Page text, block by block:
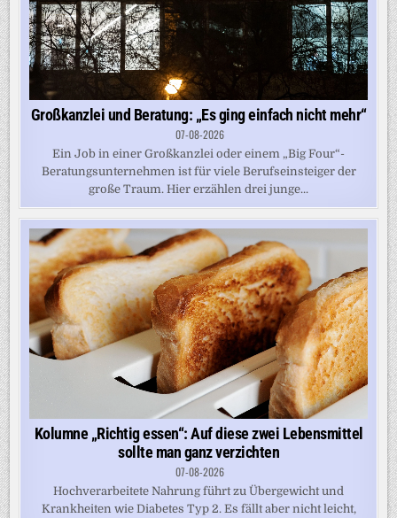
Großkanzlei und Beratung: „Es ging einfach nicht mehr“
07-08-2026
Ein Job in einer Großkanzlei oder einem „Big Four“-
Beratungsunternehmen ist für viele Berufseinsteiger der
große Traum. Hier erzählen drei junge...
Kolumne „Richtig essen“: Auf diese zwei Lebensmittel
sollte man ganz verzichten
07-08-2026
Hochverarbeitete Nahrung führt zu Übergewicht und
Krankheiten wie Diabetes Typ 2. Es fällt aber nicht leicht,